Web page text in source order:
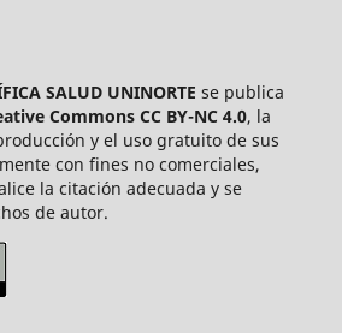
SALUD UNINORTE se publica
Commons CC BY-NC 4.0, la
y el uso gratuito de sus
con fines no comerciales,
la citación adecuada y se
de autor.